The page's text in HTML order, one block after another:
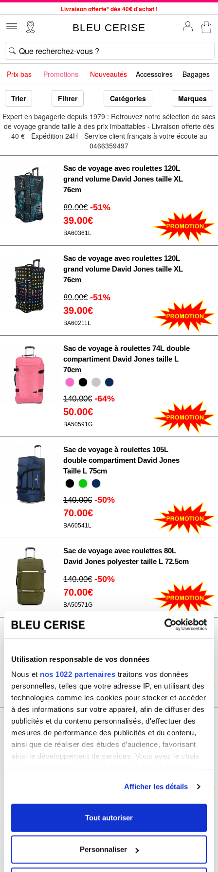
Utilisation responsable de vos données
Nous et nos 1022 partenaires traitons vos données
personnelles, telles que votre adresse IP, en utilisant des
technologies comme les cookies pour stocker et accéder
à des informations sur votre appareil, afin de diffuser des
publicités et du contenu personnalisés, d'effectuer des
mesures de performance des publicités et du contenu,
ainsi que de réaliser des études d’audience, favorisant
ainsi le développement de services. Vous avez le choix
tout moment en consultant la Déclaration relative aux
cookies ou en cliquant sur l'icône de confidentialité.
géographique qui peuvent être précises à plusieurs
mètres près
Afficher les détails
Tout autoriser
Personnaliser
Livraison offerte* dès 40€ d'achat !
Commande avant 12h expédiée le jour même, du lundi au vendredi
33 magasins en France. Un à proximité de chez vous ?
Bon shopping chez BLEU CERISE !
Jusqu'à -75% sur le site du 29/07 au 27/08
Samsonite, Delsey, American Tourister, Little Marcel à Prix Bas
BLEU CERISE
Prix bas Promotions Nouveautés Accessoires Bagages
Trier Filtrer Catégories
Marques
Expert en bagagerie depuis 1979 : Retrouvez notre sélection de sacs
de voyage grande taille à des prix imbattables - Livraison offerte dès
40 € - Expédition 24H - Service client français à votre écoute au
0466359497
Sac de voyage avec roulettes 120L
grand volume David Jones taille XL
76cm
80.00€ -51%
39.00€
BA60361L
Sac de voyage avec roulettes 120L
grand volume David Jones taille XL
76cm
80.00€ -51%
39.00€
BA60211L
Sac de voyage à roulettes 74L double
compartiment David Jones taille L
70cm
140.00€ -64%
50.00€
BA50591G
Sac de voyage à roulettes 105L
double compartiment David Jones
Taille L 75cm
140.00€ -50%
70.00€
BA60541L
Sac de voyage avec roulettes 80L
David Jones polyester taille L 72.5cm
140.00€ -50%
70.00€
BA50571G
Sac de voyage avec roulettes 80L
Cactus polyester taille L 70cm
150.00€ -50%
75.00€
CA50581G
Sac de voyage à roulettes 76L double
compartiment David Jones taille L
73cm
150.00€ -50%
Sac de voyage à roulettes 100L
double compartiment David Jones